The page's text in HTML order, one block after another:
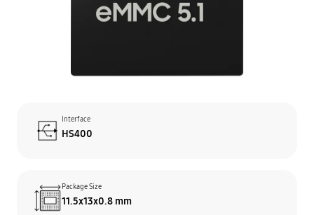
Interface
HS400
Package Size
11.5x13x0.8 mm